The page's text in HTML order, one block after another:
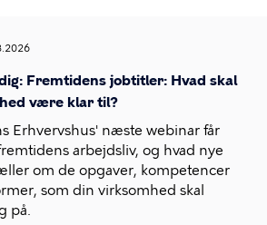
Fremtidens jobtitler: Hvad skal
være klar til?
Erhvervshus' næste webinar får
arbejdsliv, og hvad nye
om de opgaver, kompetencer
som din virksomhed skal
på.